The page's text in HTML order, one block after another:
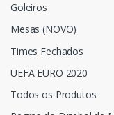
Goleiros
Mesas (NOVO)
Times Fechados
UEFA EURO 2020
Todos os Produtos